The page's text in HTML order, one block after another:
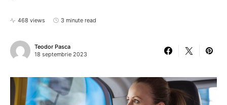
468 views 3 minute read
Teodor Pasca
18 septembrie 2023